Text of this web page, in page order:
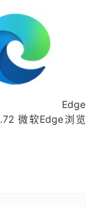
Edge
微软Edge浏览